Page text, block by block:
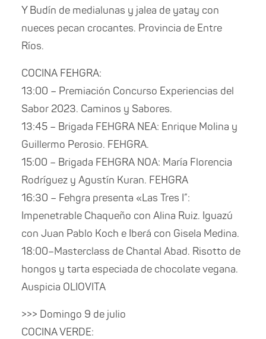
Y Budín de medialunas y jalea de yatay con
nueces pecan crocantes. Provincia de Entre
Ríos.
COCINA FEHGRA:
13:00 – Premiación Concurso Experiencias del
Sabor 2023. Caminos y Sabores.
13:45 – Brigada FEHGRA NEA: Enrique Molina y
Guillermo Perosio. FEHGRA.
15:00 – Brigada FEHGRA NOA: María Florencia
Rodríguez y Agustín Kuran. FEHGRA
16:30 – Fehgra presenta «Las Tres I”:
Impenetrable Chaqueño con Alina Ruiz. Iguazú
con Juan Pablo Koch e Iberá con Gisela Medina.
18:00–Masterclass de Chantal Abad. Risotto de
hongos y tarta especiada de chocolate vegana.
Auspicia OLIOVITA
>>> Domingo 9 de julio
COCINA VERDE: